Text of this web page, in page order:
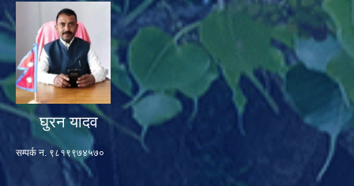
घुरन यादव
सम्पर्क न. ९८१९९७४५७०